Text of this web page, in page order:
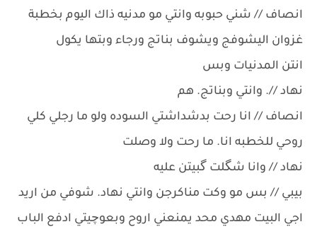
انصاف // شني حبوبه وانتي مو مدنيه ذاك اليوم بخطبة
غزوان اليشوفج ويشوف بناتج ورجاء وبتها يكول
انتن المدنيات وبس
نهاد //. وانتي وبناتج. هم
انصاف // انا رحت بدشداشتي السوده ولو ما رجلي كلي
روحي للخطبه انا. ما رحت ولا وصلت
نهاد // وانا شگلت گبيتن عليه
بيبي // بس مو وكت مناكرجن وانتي نهاد. شوفي من اريد
اجي البيت مهدي محد يمنعني اروح وبعوچيتي ادفع الباب